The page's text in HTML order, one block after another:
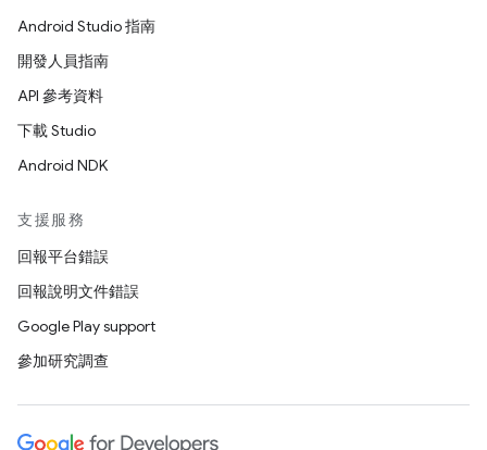
Android Studio 指南
開發人員指南
API 參考資料
下載 Studio
Android NDK
支援服務
回報平台錯誤
回報說明文件錯誤
Google Play support
參加研究調查